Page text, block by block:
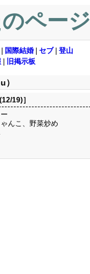
ページ
国際結婚 セブ| 登山
旧掲示板
19)］
んこ、野菜炒め